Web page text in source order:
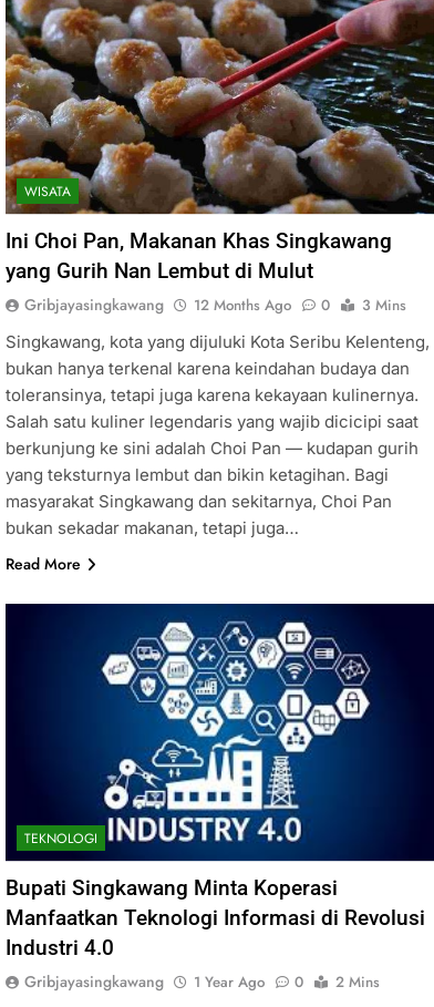
WISATA
Ini Choi Pan, Makanan Khas Singkawang
yang Gurih Nan Lembut di Mulut
Gribjayasingkawang 12 Months Ago 0
3 Mins
Singkawang, kota yang dijuluki Kota Seribu Kelenteng,
bukan hanya terkenal karena keindahan budaya dan
toleransinya, tetapi juga karena kekayaan kulinernya.
Salah satu kuliner legendaris yang wajib dicicipi saat
berkunjung ke sini adalah Choi Pan — kudapan gurih
yang teksturnya lembut dan bikin ketagihan. Bagi
masyarakat Singkawang dan sekitarnya, Choi Pan
bukan sekadar makanan, tetapi juga…
Read More
TEKNOLOGI
Bupati Singkawang Minta Koperasi
Manfaatkan Teknologi Informasi di Revolusi
Industri 4.0
Gribjayasingkawang 1 Year Ago 0 2 Mins